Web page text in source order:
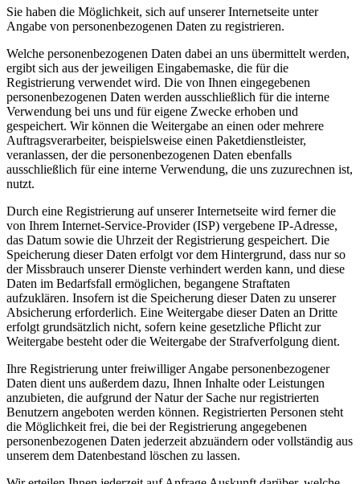
Sie haben die Möglichkeit, sich auf unserer Internetseite unter
Angabe von personenbezogenen Daten zu registrieren.
Welche personenbezogenen Daten dabei an uns übermittelt werden,
ergibt sich aus der jeweiligen Eingabemaske, die für die
Registrierung verwendet wird. Die von Ihnen eingegebenen
personenbezogenen Daten werden ausschließlich für die interne
Verwendung bei uns und für eigene Zwecke erhoben und
gespeichert. Wir können die Weitergabe an einen oder mehrere
Auftragsverarbeiter, beispielsweise einen Paketdienstleister,
veranlassen, der die personenbezogenen Daten ebenfalls
ausschließlich für eine interne Verwendung, die uns zuzurechnen ist,
nutzt.
Durch eine Registrierung auf unserer Internetseite wird ferner die
von Ihrem Internet-Service-Provider (ISP) vergebene IP-Adresse,
das Datum sowie die Uhrzeit der Registrierung gespeichert. Die
Speicherung dieser Daten erfolgt vor dem Hintergrund, dass nur so
der Missbrauch unserer Dienste verhindert werden kann, und diese
Daten im Bedarfsfall ermöglichen, begangene Straftaten
aufzuklären. Insofern ist die Speicherung dieser Daten zu unserer
Absicherung erforderlich. Eine Weitergabe dieser Daten an Dritte
erfolgt grundsätzlich nicht, sofern keine gesetzliche Pflicht zur
Weitergabe besteht oder die Weitergabe der Strafverfolgung dient.
Ihre Registrierung unter freiwilliger Angabe personenbezogener
Daten dient uns außerdem dazu, Ihnen Inhalte oder Leistungen
anzubieten, die aufgrund der Natur der Sache nur registrierten
Benutzern angeboten werden können. Registrierten Personen steht
die Möglichkeit frei, die bei der Registrierung angegebenen
personenbezogenen Daten jederzeit abzuändern oder vollständig aus
unserem dem Datenbestand löschen zu lassen.